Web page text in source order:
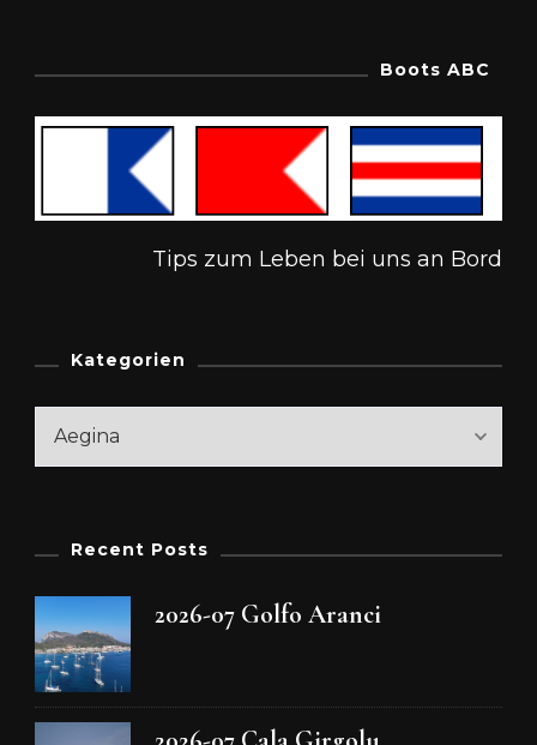
Boots ABC
Tips zum Leben bei uns an Bord
Kategorien
Kategorien
Recent Posts
2026-07 Golfo Aranci